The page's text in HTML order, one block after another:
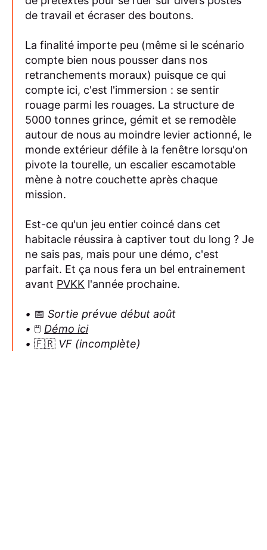
de travail et écraser des boutons.
La finalité importe peu (même si le scénario
compte bien nous pousser dans nos
retranchements moraux) puisque ce qui
compte ici, c'est l'immersion : se sentir
rouage parmi les rouages. La structure de
5000 tonnes grince, gémit et se remodèle
autour de nous au moindre levier actionné, le
monde extérieur défile à la fenêtre lorsqu'on
pivote la tourelle, un escalier escamotable
mène à notre couchette après chaque
mission.
Est-ce qu'un jeu entier coincé dans cet
habitacle réussira à captiver tout du long ? Je
ne sais pas, mais pour une démo, c'est
parfait. Et ça nous fera un bel entrainement
avant PVKK l'année prochaine.
• 📅 Sortie prévue début août
• 🖱️ Démo ici
• 🇫🇷 VF (incomplète)